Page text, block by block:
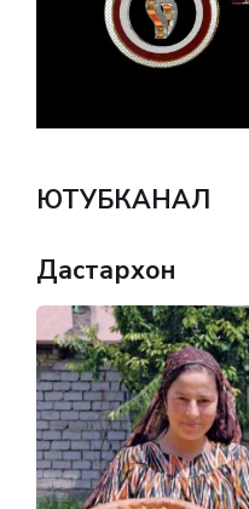
ЮТУБКАНАЛ
Дастархон